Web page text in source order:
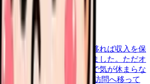
い
nenshu2026/6/25
なってきて、訪問看護に移れば収入を保
らせるのではと考え始めました。ただオ
ると聞いて、結局別の形で気が休まらな
いのではとも思います。 訪問へ移って